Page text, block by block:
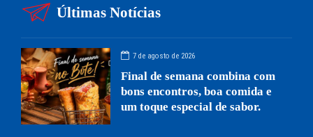
Últimas Notícias
7 de agosto de 2026
Final de semana combina com
bons encontros, boa comida e
um toque especial de sabor.